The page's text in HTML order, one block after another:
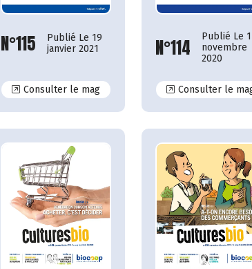
N°115
Publié Le 19
janvier 2021
Consulter le magN°115
N°114
Publié Le 1
novembre
2020
Consulter le